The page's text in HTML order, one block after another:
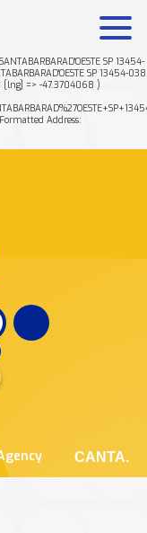
SP 13454-
SP 13454-038
[lng] => -47.3704068 )
Address:
CANTA.
Rende +